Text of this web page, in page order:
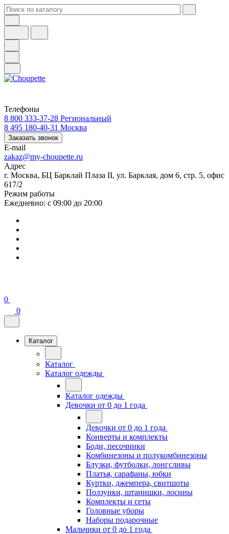
Телефоны
8 800 333-37-28 Региональный
8 495 180-40-31 Москва
Заказать звонок
E-mail
zakaz@my-choupette.ru
Адрес
г. Москва, БЦ Барклай Плаза II, ул. Барклая, дом 6, стр. 5, офис
617/2
Режим работы
Ежедневно: с 09:00 до 20:00
0
0
Каталог
Каталог
Каталог одежды
Каталог одежды
Девочки от 0 до 1 года
Девочки от 0 до 1 года
Конверты и комплекты
Боди, песочники
Комбинезоны и полукомбинезоны
Блузки, футболки, лонгсливы
Платья, сарафаны, юбки
Куртки, джемпера, свитшоты
Ползунки, штанишки, лосины
Комплекты и сеты
Головные уборы
Наборы подарочные
Мальчики от 0 до 1 года